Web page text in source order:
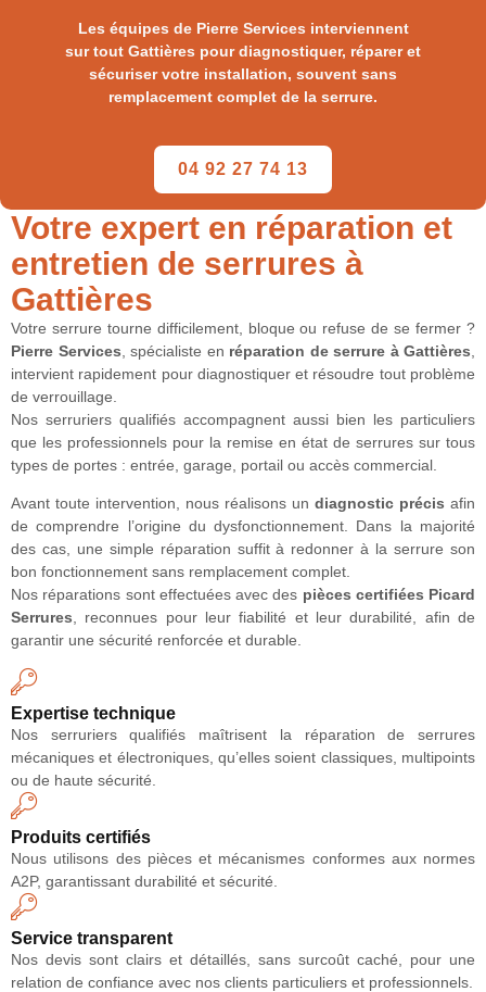
Les équipes de Pierre Services interviennent
sur tout Gattières pour diagnostiquer, réparer et
sécuriser votre installation, souvent sans
remplacement complet de la serrure.
04 92 27 74 13
Votre expert en réparation et
entretien de serrures à
Gattières
Votre serrure tourne difficilement, bloque ou refuse de se fermer ?
Pierre Services , spécialiste en réparation de serrure à Gattières
intervient rapidement pour diagnostiquer et résoudre tout problème
de verrouillage.
Nos serruriers qualifiés accompagnent aussi bien les particuliers
que les professionnels pour la remise en état de serrures sur tous
types de portes : entrée, garage, portail ou accès commercial.
Avant toute intervention, nous réalisons un diagnostic précis afin
de comprendre l’origine du dysfonctionnement. Dans la majorité
des cas, une simple réparation suffit à redonner à la serrure son
bon fonctionnement sans remplacement complet.
Nos réparations sont effectuées avec des pièces certifiées Picard
Serrures, reconnues pour leur fiabilité et leur durabilité, afin de
garantir une sécurité renforcée et durable.
Expertise technique
Nos serruriers qualifiés maîtrisent la réparation de serrures
mécaniques et électroniques, qu’elles soient classiques, multipoints
ou de haute sécurité.
Produits certifiés
Nous utilisons des pièces et mécanismes conformes aux normes
A2P, garantissant durabilité et sécurité.
Service transparent
Nos devis sont clairs et détaillés, sans surcoût caché, pour une
relation de confiance avec nos clients particuliers et professionnels.